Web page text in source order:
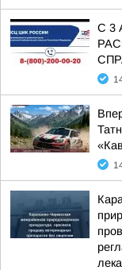
С 3